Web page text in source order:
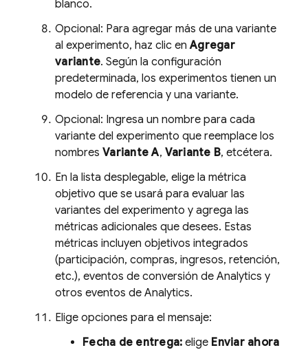
blanco.
Opcional: Para agregar más de una variante
al experimento, haz clic enAgregar
variante. Según la configuración
predeterminada, los experimentos tienen un
modelo de referencia y una variante.
Opcional: Ingresa un nombre para cada
variante del experimento que reemplace los
nombres Variante A, Variante B, etcétera.
En la lista desplegable, elige la métrica
objetivo que se usará para evaluar las
variantes del experimento y agrega las
métricas adicionales que desees. Estas
métricas incluyen objetivos integrados
(participación, compras, ingresos, retención,
etc.), eventos de conversión de Analytics y
otros eventos de Analytics.
Elige opciones para el mensaje:
Fecha de entrega: elige Enviar ahora